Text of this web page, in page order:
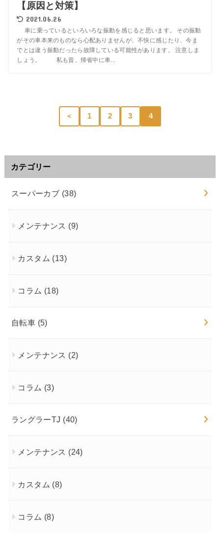
【原因と対策】
2021.06.26
車に乗っているといろいろな振動を感じると思います。 その振動
がその車本来のものなら心配ありませんが、不快に感じたり、今ま
でとは違う振動だったら故障している可能性があります。 注意しま
しょう。 私も昔、帰省中に車...
＜ 1 2 3 4
カテゴリー
スーパーカブ (38)
メンテナンス (9)
カスタム (13)
コラム (18)
自転車 (5)
メンテナンス (2)
コラム (3)
ラングラーTJ (40)
メンテナンス (24)
カスタム (8)
コラム (8)